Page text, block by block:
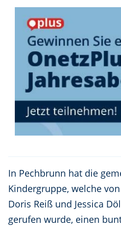
In Pechbrunn hat die
Kindergruppe, welche
Doris Reiß und Jessica
gerufen wurde, einen